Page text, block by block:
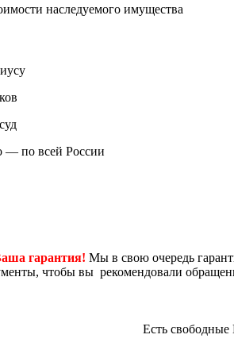
наследуемого имущества
— по всей России
гарантия! Мы в свою очередь
чтобы вы рекомендовали
Есть